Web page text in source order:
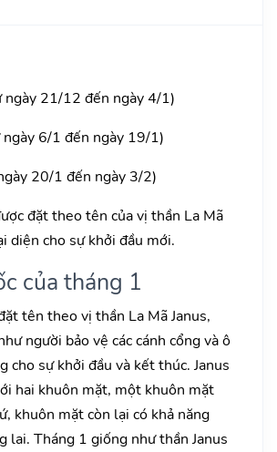
21/12 đến ngày 4/1)
6/1 đến ngày 19/1)
20/1 đến ngày 3/2)
đặt theo tên của vị thần La Mã
diện cho sự khởi đầu mới.
của tháng 1
tên theo vị thần La Mã Janus,
người bảo vệ các cánh cổng và ô
cho sự khởi đầu và kết thúc. Janus
hai khuôn mặt, một khuôn mặt
khuôn mặt còn lại có khả năng
lai. Tháng 1 giống như thần Janus